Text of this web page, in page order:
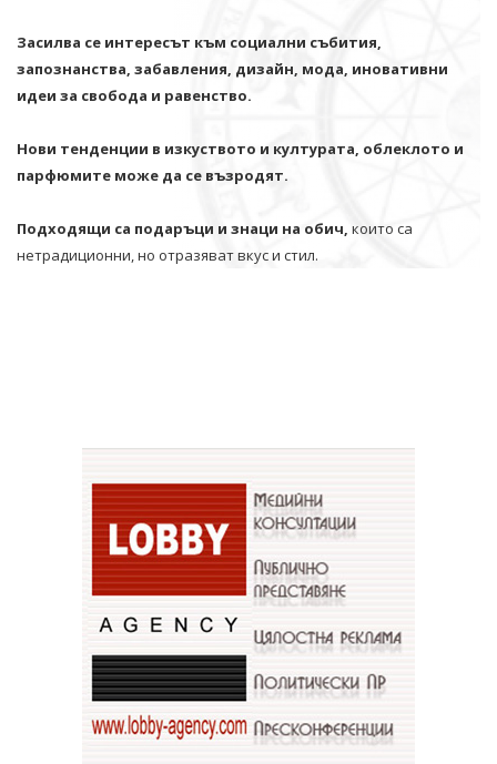
Засилва се интересът към социални събития,
запознанства, забавления, дизайн, мода, иновативни
идеи за свобода и равенство.
Нови тенденции в изкуството и културата, облеклото и
парфюмите може да се възродят.
Подходящи са подаръци и знаци на обич, които са
нетрадиционни, но отразяват вкус и стил.